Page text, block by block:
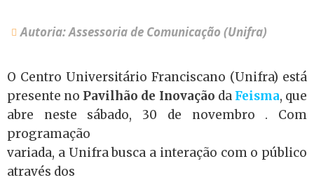
Autoria: Assessoria de Comunicação (Unifra)
O Centro Universitário Franciscano (Unifra) está
presente no Pavilhão de Inovação daFeisma, que
abre neste sábado, 30 de novembro . Com
programação
variada, a Unifra busca a interação com o público
através dos